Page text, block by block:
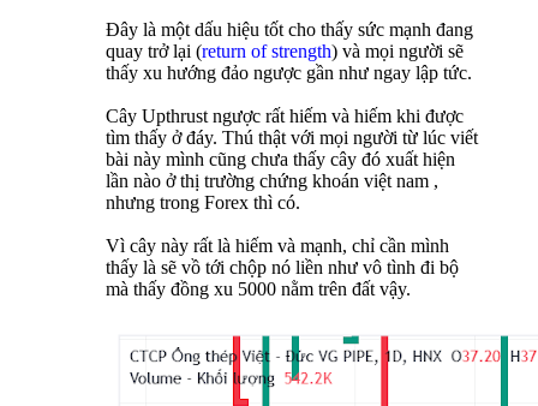
Đây là một dấu hiệu tốt cho thấy sức mạnh đang
quay trở lại (return of strength) và mọi người sẽ
thấy xu hướng đảo ngược gần như ngay lập tức.
Cây Upthrust ngược rất hiếm và hiếm khi được
tìm thấy ở đáy. Thú thật với mọi người từ lúc viết
bài này mình cũng chưa thấy cây đó xuất hiện
lần nào ở thị trường chứng khoán việt nam ,
nhưng trong Forex thì có.
Vì cây này rất là hiếm và mạnh, chỉ cần mình
thấy là sẽ vồ tới chộp nó liền như vô tình đi bộ
mà thấy đồng xu 5000 nằm trên đất vậy.